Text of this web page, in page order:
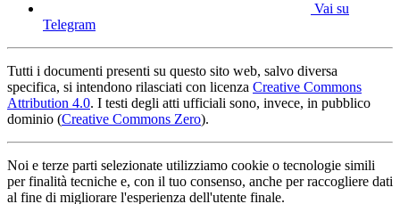
Vai su
Telegram
Tutti i documenti presenti su questo sito web, salvo diversa
specifica, si intendono rilasciati con licenza Creative Commons
Attribution 4.0. I testi degli atti ufficiali sono, invece, in pubblico
dominio (Creative Commons Zero).
Noi e terze parti selezionate utilizziamo cookie o tecnologie simili
per finalità tecniche e, con il tuo consenso, anche per raccogliere dati
al fine di migliorare l'esperienza dell'utente finale.